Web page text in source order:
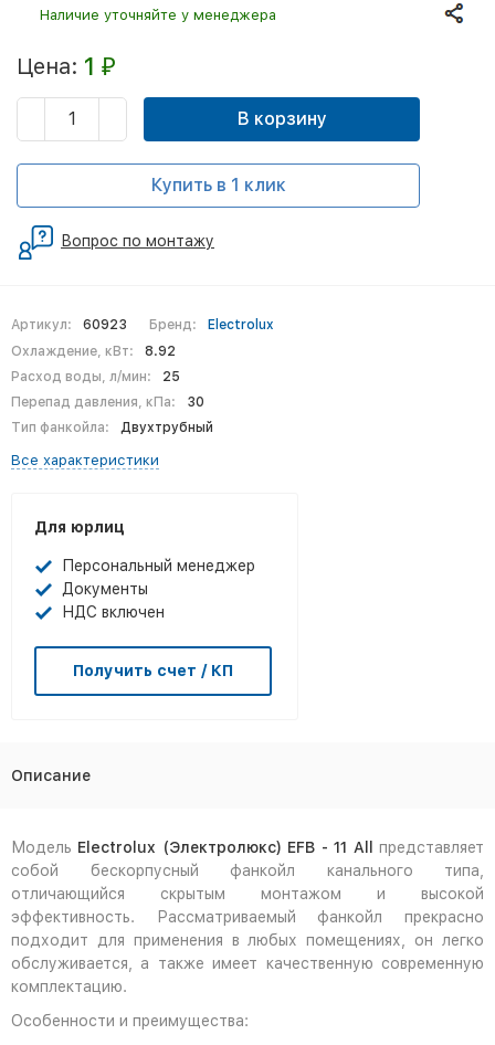
Артикул: 60923 Бренд:
Electrolux
Охлаждение, кВт:
8.92
Расход воды, л/мин:
25
Перепад давления, кПа:
30
Тип фанкойла:
Двухтрубный
Все характеристики
Для юрлиц
Персональный менеджер
Документы
НДС включен
Получить счет / КП
Наличие уточняйте у менеджера
Цена: 1 ₽
В корзину
Купить в 1 клик
Вопрос по монтажу
Описание
Модель Electrolux (Электролюкс) EFB - 11 All
представляет
собой бескорпусный фанкойл канального типа,
отличающийся скрытым монтажом и высокой
эффективность. Рассматриваемый фанкойл прекрасно
подходит для применения в любых помещениях, он легко
обслуживается, а также имеет качественную современную
комплектацию.
Особенности и преимущества: